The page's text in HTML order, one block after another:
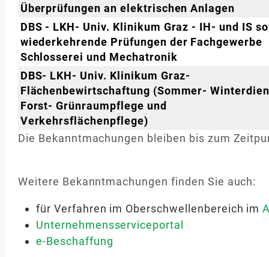
Überprüfungen an elektrischen Anlagen
DBS - LKH- Univ. Klinikum Graz - IH- und IS
wiederkehrende Prüfungen der Fachgewerbe
Schlosserei und Mechatronik
DBS- LKH- Univ. Klinikum Graz-
Flächenbewirtschaftung (Sommer-
Forst- Grünraumpflege und
Verkehrsflächenpflege)
Die Bekanntmachungen bleiben bis zum
Weitere Bekanntmachungen finden Sie auch:
für Verfahren im Oberschwellenbereich im
Unternehmensserviceportal
e-Beschaffung